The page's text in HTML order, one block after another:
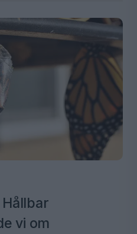
vi om